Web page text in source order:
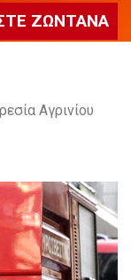
ΖΩΝΤΑΝΆ
Αγρινίου